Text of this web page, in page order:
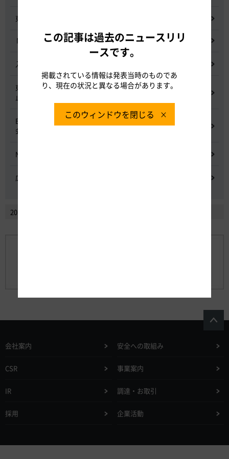
東名高速道路宇利トンネル照明灯具落下事象調査検討会
NEXCO中日本グループの経営上の課題と取組み
入札に係る不正行為に関する調査及び再発防止のための委員会
東名高速道路 中吉田高架橋 塗装塗替え工事による火災事故再発防
止委員会
E20 中央道を跨ぐ橋梁の耐震補強工事施工不良に関する調査委員
会
NEXCO中日本における降雪時の対応に関する検討会
広域的なETCシステム障害発生時の危機管理検討委員会
2014年2月以前のニュースリリースを見る
会社案内 安全への取組み
CSR 事業案内
IR 調達・お取引
採用 企業活動
この記事は過去のニュースリリ
ースです。
掲載されている情報は発表当時のものであ
り、現在の状況と異なる場合があります。
このウィンドウを閉じる